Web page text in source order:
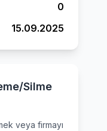
0
15.09.2025
Silme
veya firmayı